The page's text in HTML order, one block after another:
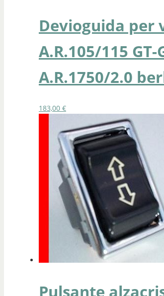
Devioguida
A.R.105/115
A.R.1750/2.0
183,00 €
Pulsante